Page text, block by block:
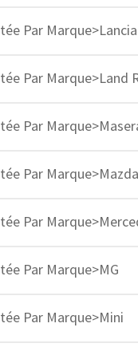
Par Marque>Lancia
Par Marque>Land
Par
Par Marque>Mazda
Par
Par Marque>MG
Par Marque>Mini